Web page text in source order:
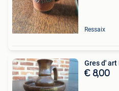
Ressaix
Gres d'
€ 8,00